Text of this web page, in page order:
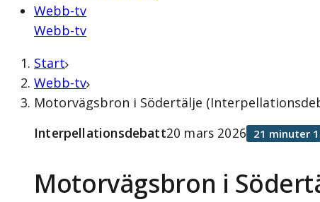
Webb-tv
Webb-tv
Start
Webb-tv
Motorvägsbron i Södertälje
Motorvägsbron i
Interpellationsdebatt20 mars 2026 21 minuter